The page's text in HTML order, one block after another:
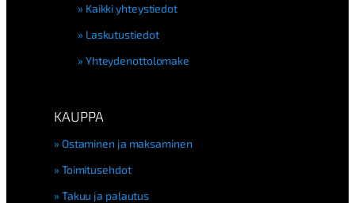
Kaikki yhteystiedot
Laskutustiedot
Yhteydenottolomake
KAUPPA
Ostaminen ja maksaminen
Toimitusehdot
Takuu ja palautus